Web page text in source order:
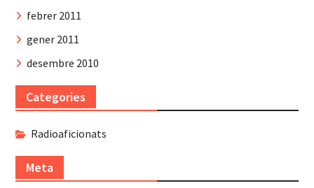
febrer 2011
gener 2011
desembre 2010
Categories
Radioaficionats
Meta